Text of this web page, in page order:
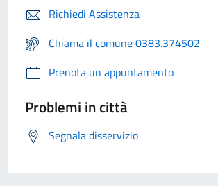
Richiedi Assistenza
Chiama il comune 0383.374502
Prenota un appuntamento
Problemi in città
Segnala disservizio